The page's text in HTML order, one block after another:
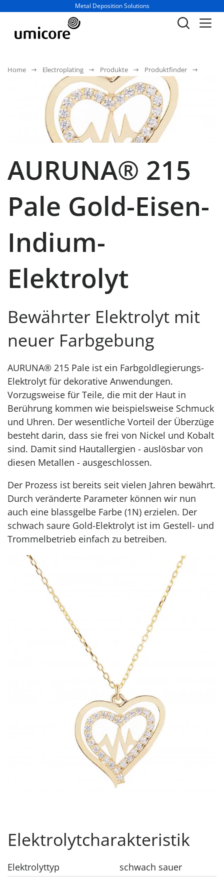
Geschäftsbereich / Abteilung:
Metal Deposition Solutions
Home Electroplating Produkte Produktfinder
AURUNA® 215
Pale Gold-Eisen-
Indium-
Elektrolyt
Bewährter Elektrolyt mit
neuer Farbgebung
AURUNA® 215 Pale ist ein Farbgoldlegierungs-
Elektrolyt für dekorative Anwendungen.
Vorzugsweise für Teile, die mit der Haut in
Berührung kommen wie beispielsweise Schmuck
und Uhren. Der wesentliche Vorteil der Überzüge
besteht darin, dass sie frei von Nickel und Kobalt
sind. Damit sind Hautallergien - auslösbar von
diesen Metallen - ausgeschlossen.
Der Prozess ist bereits seit vielen Jahren bewährt.
Durch veränderte Parameter können wir nun
auch eine blassgelbe Farbe (1N) erzielen. Der
schwach saure Gold-Elektrolyt ist im Gestell- und
Trommelbetrieb einfach zu betreiben.
Elektrolytcharakteristik
Elektrolyttyp
schwach sauer